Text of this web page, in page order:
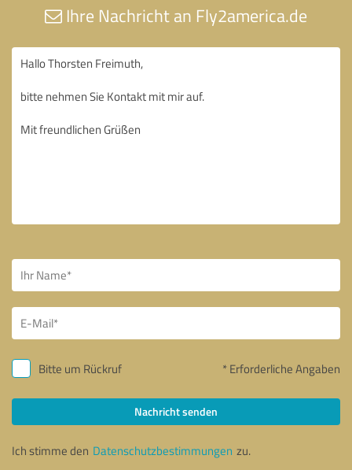
Ihre Nachricht an Fly2america.de
Bitte um Rückruf * Erforderliche Angaben
Nachricht senden
Ich stimme den Datenschutzbestimmungen zu.